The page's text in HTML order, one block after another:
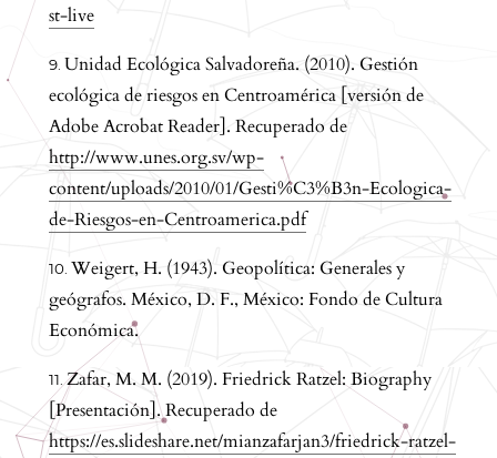
st-live
Unidad Ecológica Salvadoreña. (2010). Gestión
ecológica de riesgos en Centroamérica [versión de
Adobe Acrobat Reader]. Recuperado de
http://www.unes.org.sv/wp-
content/uploads/2010/01/Gesti%C3%B3n-Ecologica-
de-Riesgos-en-Centroamerica.pdf
Weigert, H. (1943). Geopolítica: Generales y
geógrafos. México, D. F., México: Fondo de Cultura
Económica.
Zafar, M. M. (2019). Friedrick Ratzel: Biography
[Presentación]. Recuperado de
https://es.slideshare.net/mianzafarjan3/friedrick-ratzel-